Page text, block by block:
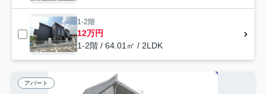
1-2階
12万円
1-2階 / 64.01㎡ / 2LDK
アパート